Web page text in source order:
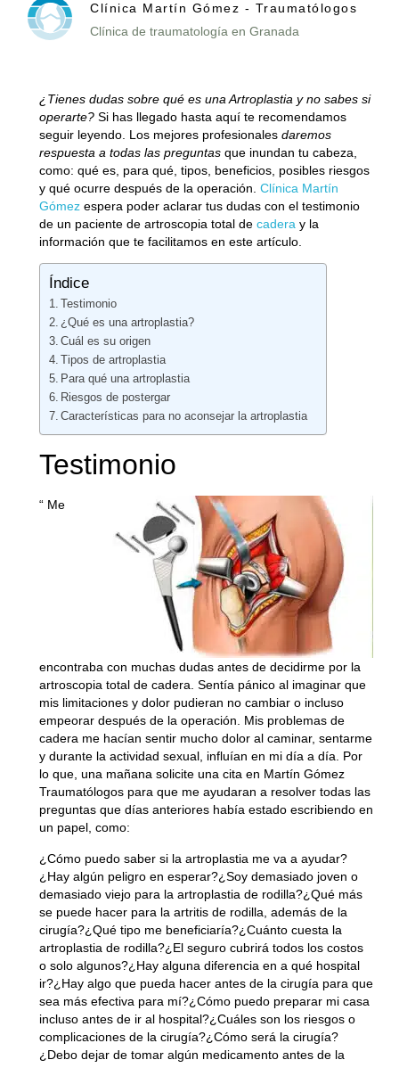
Clínica Martín Gómez - Traumatólogos
Clínica de traumatología en Granada
¿Tienes dudas sobre qué es una Artroplastia y no sabes si
operarte? Si has llegado hasta aquí te recomendamos
seguir leyendo. Los mejores profesionalesdaremos
respuesta a todas las preguntas que inundan tu cabeza,
como: qué es, para qué, tipos, beneficios, posibles riesgos
y qué ocurre después de la operación. Clínica Martín
Gómezespera poder aclarar tus dudas con el testimonio
de un paciente de artroscopia total de cadera y la
información que te facilitamos en este artículo.
Índice
Testimonio
¿Qué es una artroplastia?
Cuál es su origen
Tipos de artroplastia
Para qué una artroplastia
Riesgos de postergar
Características para no aconsejar la artroplastia
Testimonio
“ Me
encontraba con muchas dudas antes de decidirme por la
artroscopia total de cadera. Sentía pánico al imaginar que
mis limitaciones y dolor pudieran no cambiar o incluso
empeorar después de la operación. Mis problemas de
cadera me hacían sentir mucho dolor al caminar, sentarme
y durante la actividad sexual, influían en mi día a día. Por
lo que, una mañana solicite una cita en Martín Gómez
Traumatólogos para que me ayudaran a resolver todas las
preguntas que días anteriores había estado escribiendo en
un papel, como:
¿Cómo puedo saber si la artroplastia me va a ayudar?
¿Hay algún peligro en esperar?¿Soy demasiado joven o
demasiado viejo para la artroplastia de rodilla?¿Qué más
se puede hacer para la artritis de rodilla, además de la
cirugía?¿Qué tipo me beneficiaría?¿Cuánto cuesta la
artroplastia de rodilla?¿El seguro cubrirá todos los costos
o solo algunos?¿Hay alguna diferencia en a qué hospital
ir?¿Hay algo que pueda hacer antes de la cirugía para que
sea más efectiva para mí?¿Cómo puedo preparar mi casa
incluso antes de ir al hospital?¿Cuáles son los riesgos o
complicaciones de la cirugía?¿Cómo será la cirugía?
¿Debo dejar de tomar algún medicamento antes de la